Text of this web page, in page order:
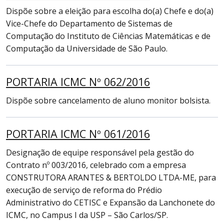
Dispõe sobre a eleição para escolha do(a) Chefe e do(a)
Vice-Chefe do Departamento de Sistemas de
Computação do Instituto de Ciências Matemáticas e de
Computação da Universidade de São Paulo.
PORTARIA ICMC Nº 062/2016
Dispõe sobre cancelamento de aluno monitor bolsista.
PORTARIA ICMC Nº 061/2016
Designação de equipe responsável pela gestão do
Contrato nº 003/2016, celebrado com a empresa
CONSTRUTORA ARANTES & BERTOLDO LTDA-ME, para
execução de serviço de reforma do Prédio
Administrativo do CETISC e Expansão da Lanchonete do
ICMC, no Campus I da USP – São Carlos/SP.